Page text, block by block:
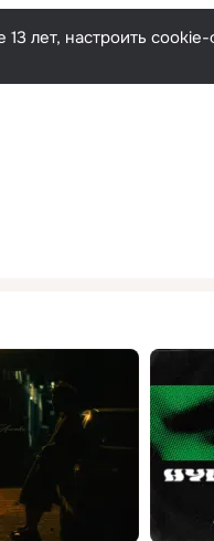
лет, настроить